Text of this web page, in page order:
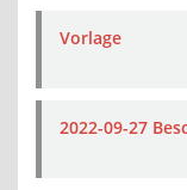
Vorlage
2022-09-27